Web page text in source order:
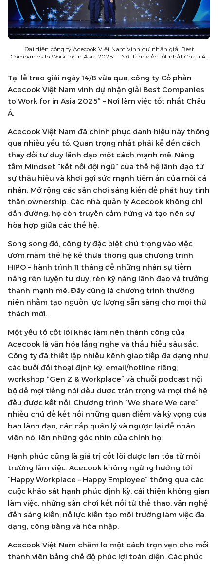
Đại diện công ty Acecook Việt Nam vinh dự nhận giải Best
Companies to Work for in Asia 2025” – Nơi làm việc tốt nhất Châu Á.
Tại lễ trao giải ngày 14/8 vừa qua, công ty Cổ phần
Acecook Việt Nam vinh dự nhận giải Best Companies
to Work for in Asia 2025” – Nơi làm việc tốt nhất Châu
Á.
Acecook Việt Nam đã chinh phục danh hiệu này thông
qua nhiều yếu tố. Quan trọng nhất phải kể đến cách
thay đổi tư duy lãnh đạo một cách mạnh mẽ. Nâng
tầm Mindset “kết nối đội ngũ” của thế hệ lãnh đạo từ
sự thấu hiểu và khơi gợi sức mạnh tiềm ẩn của mỗi cá
nhân. Mở rộng các sân chơi sáng kiến để phát huy tinh
thần ownership. Các nhà quản lý Acecook không chỉ
dẫn đường, họ còn truyền cảm hứng và tạo nên sự
hòa hợp giữa các thế hệ.
Song song đó, công ty đặc biệt chú trọng vào việc
ươm mầm thế hệ kế thừa thông qua chương trình
HIPO – hành trình 11 tháng để những nhân sự tiềm
năng rèn luyện tư duy, rèn kỹ năng lãnh đạo và trưởng
thành mạnh mẽ. Đây cũng là chương trình thường
niên nhằm tạo nguồn lực lượng sẵn sàng cho mọi thử
thách mới.
Một yếu tố cốt lõi khác làm nên thành công của
Acecook là văn hóa lắng nghe và thấu hiểu sâu sắc.
Công ty đã thiết lập nhiều kênh giao tiếp đa dạng như
các buổi đối thoại định kỳ, email/hotline riêng,
workshop “Gen Z & Workplace” và chuỗi podcast nội
bộ để mọi tiếng nói đều được trân trọng và mọi thế hệ
đều được kết nối. Chương trình “We share We care”
nhiều chủ đề kết nối những quan điểm và kỳ vọng của
ban lãnh đạo, các cấp quản lý và ngược lại để nhân
viên nói lên những góc nhìn của chính họ.
Hạnh phúc cũng là giá trị cốt lõi được lan tỏa từ môi
trường làm việc. Acecook không ngừng hướng tới
“Happy Workplace – Happy Employee” thông qua các
cuộc khảo sát hạnh phúc định kỳ, cải thiện không gian
làm việc, những sân chơi kết nối từ thể thao, văn nghệ
đến sáng kiến, nỗ lực kiến tạo môi trường làm việc đa
dạng, công bằng và hòa nhập.
Acecook Việt Nam chăm lo một cách trọn vẹn cho mỗi
thành viên bằng chế độ phúc lợi toàn diện. Các phúc